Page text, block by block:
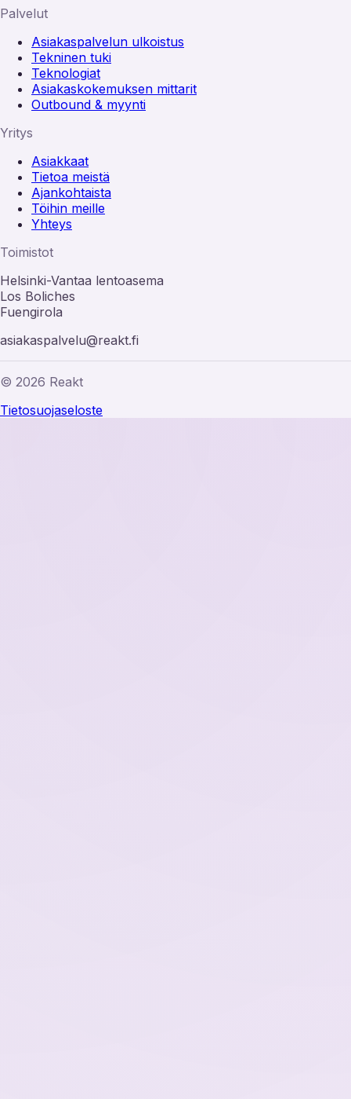
Palvelut
Asiakaspalvelun ulkoistus
Tekninen tuki
Teknologiat
Asiakaskokemuksen mittarit
Outbound & myynti
Yritys
Asiakkaat
Tietoa meistä
Ajankohtaista
Töihin meille
Yhteys
Toimistot
Helsinki-Vantaa lentoasema
Los Boliches
Fuengirola
asiakaspalvelu@reakt.fi
© 2026 Reakt
Tietosuojaseloste